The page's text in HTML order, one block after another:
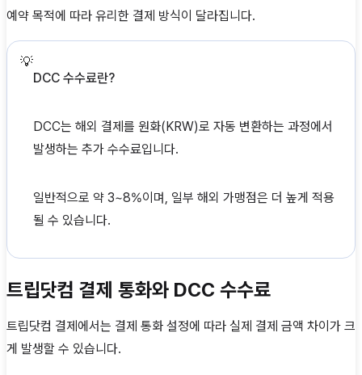
예약 목적에 따라 유리한 결제 방식이 달라집니다.
💡
DCC 수수료란?
DCC는 해외 결제를 원화(KRW)로 자동 변환하는 과정에서
발생하는 추가 수수료입니다.
일반적으로 약 3~8%이며, 일부 해외 가맹점은 더 높게 적용
될 수 있습니다.
트립닷컴 결제 통화와 DCC 수수료
트립닷컴 결제에서는 결제 통화 설정에 따라 실제 결제 금액 차이가 크
게 발생할 수 있습니다.